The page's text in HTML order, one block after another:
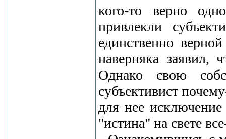
кого-то верно
привлекли
единственно
наверняка заявил,
Однако свою
субъективист
для нее
"истина" на свете